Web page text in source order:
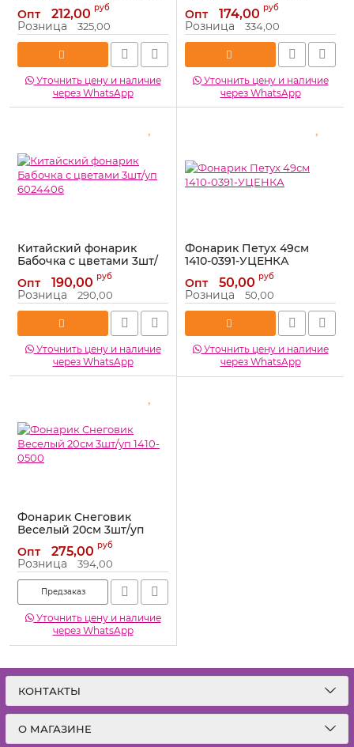
Артикул: 1505-0499
Опт 212,00 руб
Розница 325,00
Уточнить цену и наличие
через WhatsApp
Артикул: 323191
Опт 174,00 руб
Розница 334,00
Уточнить цену и наличие
через WhatsApp
Китайский фонарик
Бабочка с цветами 3шт/
Артикул: 6024406
Опт 190,00 руб
Розница 290,00
Уточнить цену и наличие
через WhatsApp
Фонарик Петух 49см
1410-0391-УЦЕНКА
Артикул: 1410-0391-УЦЕНКА
Опт 50,00 руб
Розница 50,00
Уточнить цену и наличие
через WhatsApp
Фонарик Снеговик
Веселый 20см 3шт/уп
Артикул: 1410-0500
Опт 275,00 руб
Розница 394,00
Предзаказ
Уточнить цену и наличие
через WhatsApp
КОНТАКТЫ
О МАГАЗИНЕ